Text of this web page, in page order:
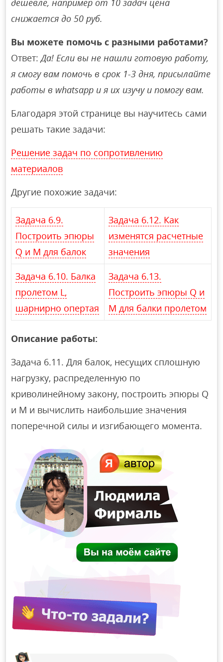
дешевле, например от 10 задач цена
снижается до 50 руб.
Вы можете помочь с разными работами?
Ответ:Да! Если вы не нашли готовую работу,
я смогу вам помочь в срок 1-3 дня, присылайте
работы в whatsapp и я их изучу и помогу вам.
Благодаря этой странице вы научитесь сами
решать такие задачи:
Решение задач по сопротивлению
материалов
Другие похожие задачи:
Задача 6.9.
Построить эпюры
Q и М для балок
Задача 6.12. Как
изменятся расчетные
значения
Задача 6.10. Балка
пролетом L,
шарнирно опертая
Задача 6.13.
Построить эпюры Q и
М для балки пролетом
Описание работы:
Задача 6.11. Для балок, несущих сплошную
нагрузку, распределенную по
криволинейному закону, построить эпюры Q
и М и вычислить наибольшие значения
поперечной силы и изгибающего момента.